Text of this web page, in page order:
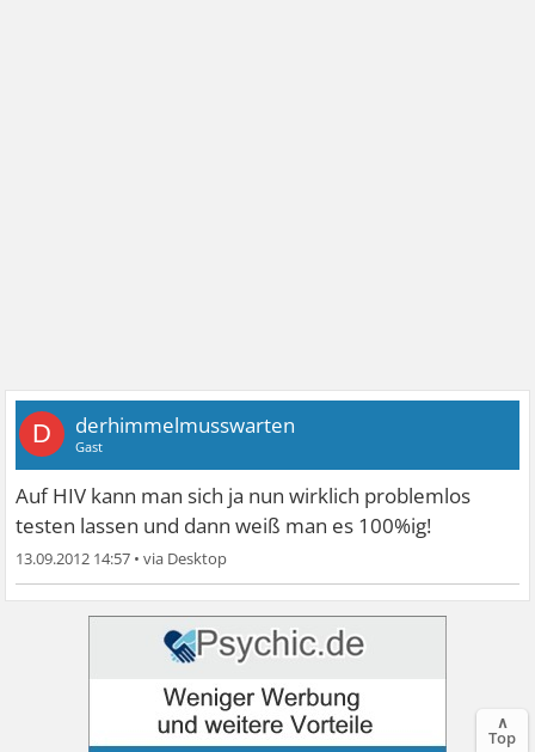
D derhimmelmusswarten
Gast
Auf HIV kann man sich ja nun wirklich problemlos
testen lassen und dann weiß man es 100%ig!
13.09.2012 14:57 •
∧
Top